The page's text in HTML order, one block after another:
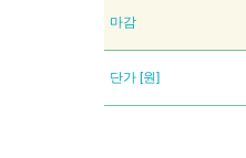
마감
단가 [원]